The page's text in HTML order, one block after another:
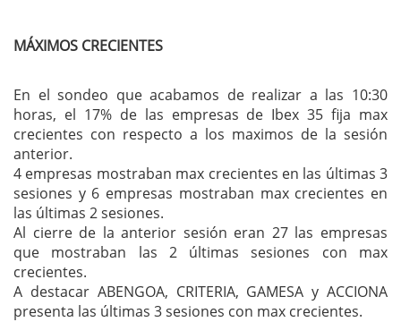
MÁXIMOS CRECIENTES
En el sondeo que acabamos de realizar a las 10:30
horas, el 17% de las empresas de Ibex 35 fija max
crecientes con respecto a los maximos de la sesión
anterior.
4 empresas mostraban max crecientes en las últimas 3
sesiones y 6 empresas mostraban max crecientes en
las últimas 2 sesiones.
Al cierre de la anterior sesión eran 27 las empresas
que mostraban las 2 últimas sesiones con max
crecientes.
A destacar ABENGOA, CRITERIA, GAMESA y ACCIONA
presenta las últimas 3 sesiones con max crecientes.